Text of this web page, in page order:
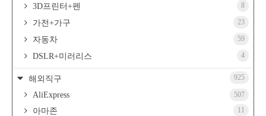
3D프린터+펜 8
가전+가구 23
자동차 59
DSLR+미러리스 4
해외직구 925
AliExpress 507
아마존 11